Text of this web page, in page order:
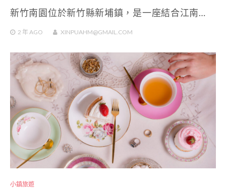
新竹南園位於新竹縣新埔鎮，是一座結合江南…
2 年 AGO XINPUAHM@GMAIL.COM
小鎮旅遊